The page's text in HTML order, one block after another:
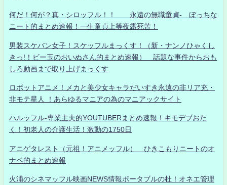
何だ！何が？真・シロッフル！！ 永遠の無職童貞- ぼっちな
ニート的まとめ速報！一生童貞上等夜露死苦！
男装スケバン女子！スケッフルまっくす！（新・ナンノひゃくし
きっ!！ビー玉のおいぬさん的まとめ速報） 話題な事件からおも
しろ動画まで取り上げまっくす
ロボットアニメ！メカと美少女キャラだいすき永遠の非リア充・
非モテ星人 ！あらゆるマニアの為のマニアックサイト
ハルッフル-専業主夫的YOUTUBERまとめ速報！キモデブおた
く！初老人の介護生活！激動の1750日
アニゲタレスト（元祖！アニメッフル） ひきこもりニートのオ
ナベ的まとめ速報
火浦のシネマッフル映画NEWS情報ポータブルの杜！オネエ管理